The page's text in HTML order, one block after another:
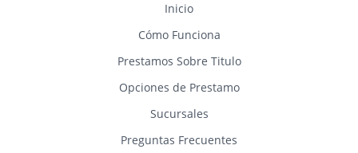
Inicio
Cómo Funciona
Prestamos Sobre Titulo
Opciones de Prestamo
Sucursales
Preguntas Frecuentes